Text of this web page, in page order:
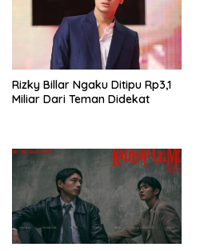
Rizky Billar Ngaku Ditipu Rp3,1
Miliar Dari Teman Didekat